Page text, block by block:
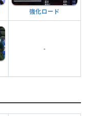
強化ロード
-